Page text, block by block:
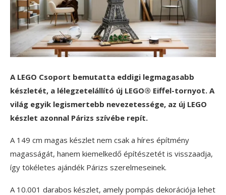
A LEGO Csoport bemutatta eddigi legmagasabb
készletét, a lélegzetelállító új LEGO® Eiffel-tornyot. A
világ egyik legismertebb nevezetessége, az új LEGO
készlet azonnal Párizs szívébe repít.
A 149 cm magas készlet nem csak a híres építmény
magasságát, hanem kiemelkedő építészetét is visszaadja,
így tökéletes ajándék Párizs szerelmeseinek.
A 10.001 darabos készlet, amely pompás dekorációja lehet